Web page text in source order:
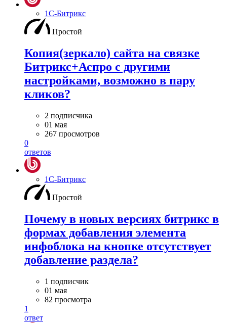
1С-Битрикс
Простой
Копия(зеркало) сайта на связке
Битрикс+Аспро с другими
настройками, возможно в пару
кликов?
2 подписчика
01 мая
267 просмотров
0
ответов
1С-Битрикс
Простой
Почему в новых версиях битрикс в
формах добавления элемента
инфоблока на кнопке отсутствует
добавление раздела?
1 подписчик
01 мая
82 просмотра
1
ответ